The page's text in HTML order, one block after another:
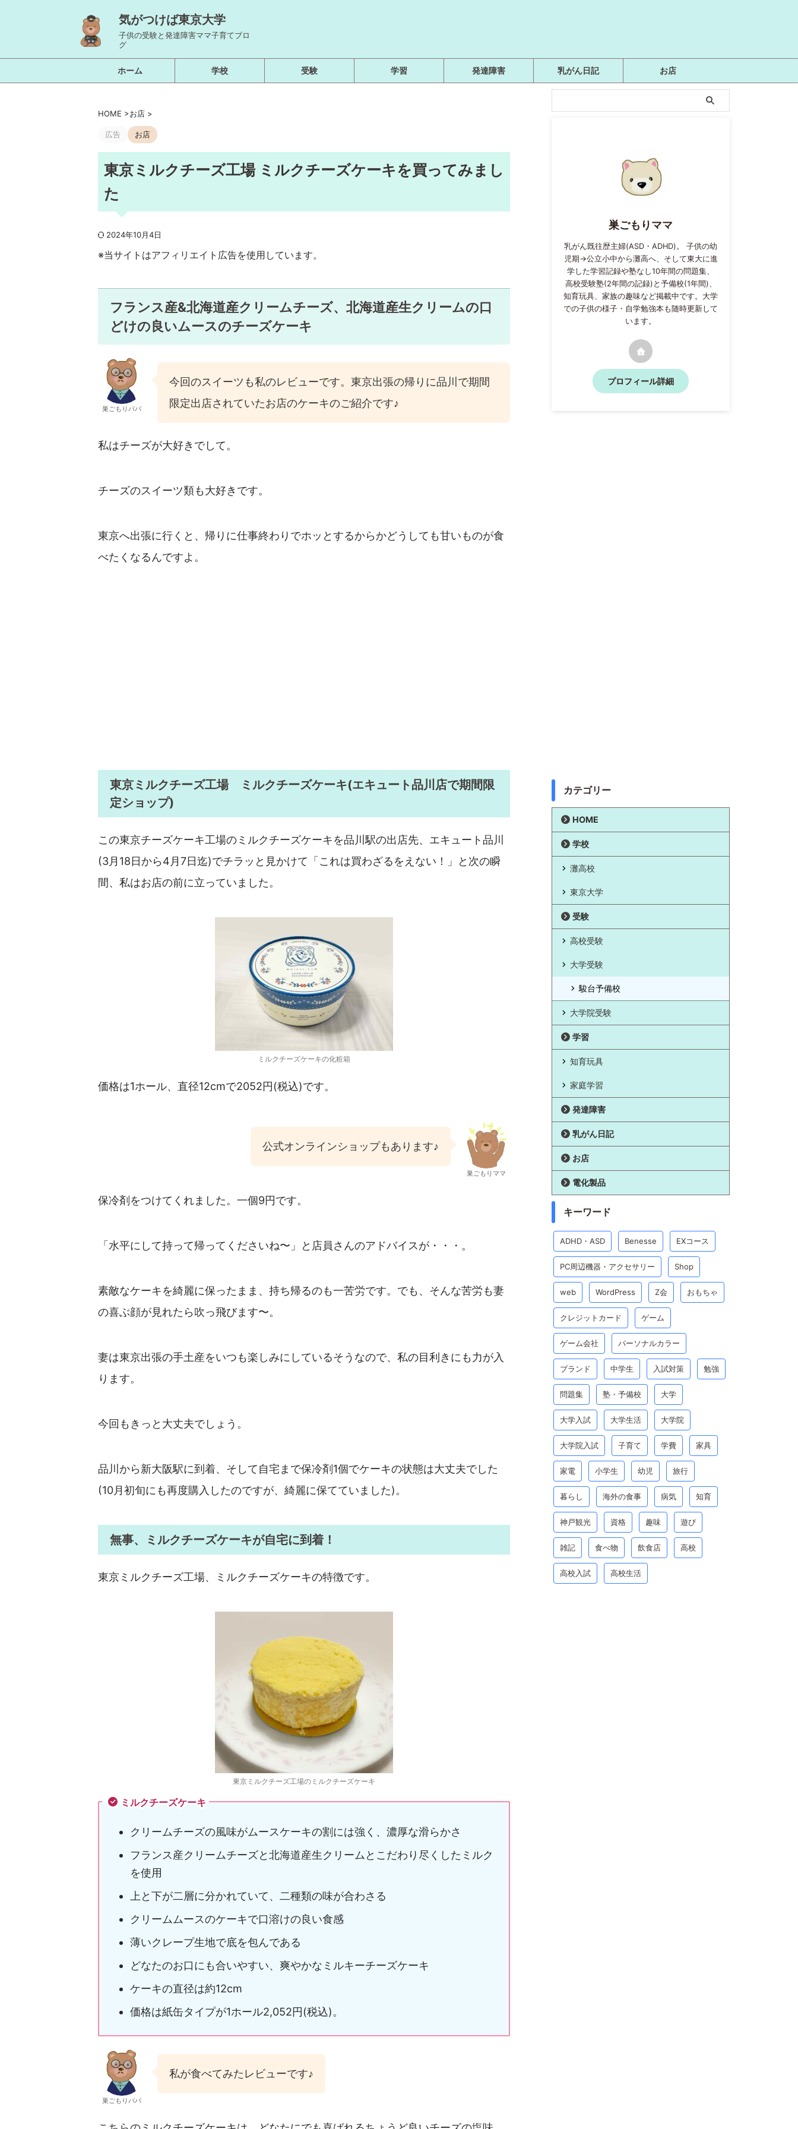
気がつけば東京大学
子供の受験と発達障害ママ子育てブロ
グ
ホーム 学校 受験 学習 発達障害 乳がん日記 お店
HOME >お店 >
広告 お店
東京ミルクチーズ工場 ミルクチーズケーキを買ってみまし
た
2024年10月4日
※当サイトはアフィリエイト広告を使用しています。
フランス産&北海道産クリームチーズ、北海道産生クリームの口
どけの良いムースのチーズケーキ
巣ごもりパパ
今回のスイーツも私のレビューです。東京出張の帰りに品川で期間
限定出店されていたお店のケーキのご紹介です♪
私はチーズが大好きでして。
チーズのスイーツ類も大好きです。
東京へ出張に行くと、帰りに仕事終わりでホッとするからかどうしても甘いものが食
べたくなるんですよ。
東京ミルクチーズ工場 ミルクチーズケーキ(エキュート品川店で期間限
定ショップ)
この東京チーズケーキ工場のミルクチーズケーキを品川駅の出店先、エキュート品川
(3月18日から4月7日迄)でチラッと見かけて「これは買わざるをえない！」と次の瞬
間、私はお店の前に立っていました。
ミルクチーズケーキの化粧箱
価格は1ホール、直径12cmで2052円(税込)です。
公式オンラインショップもあります♪
巣ごもりママ
保冷剤をつけてくれました。一個9円です。
「水平にして持って帰ってくださいね〜」と店員さんのアドバイスが・・・。
素敵なケーキを綺麗に保ったまま、持ち帰るのも一苦労です。でも、そんな苦労も妻
の喜ぶ顔が見れたら吹っ飛びます〜。
妻は東京出張の手土産をいつも楽しみにしているそうなので、私の目利きにも力が入
ります。
今回もきっと大丈夫でしょう。
品川から新大阪駅に到着、そして自宅まで保冷剤1個でケーキの状態は大丈夫でした
(10月初旬にも再度購入したのですが、綺麗に保てていました)。
無事、ミルクチーズケーキが自宅に到着！
東京ミルクチーズ工場、ミルクチーズケーキの特徴です。
東京ミルクチーズ工場のミルクチーズケーキ
ミルクチーズケーキ
クリームチーズの風味がムースケーキの割には強く、濃厚な滑らかさ
フランス産クリームチーズと北海道産生クリームとこだわり尽くしたミルク
を使用
上と下が二層に分かれていて、二種類の味が合わさる
クリームムースのケーキで口溶けの良い食感
薄いクレープ生地で底を包んである
どなたのお口にも合いやすい、爽やかなミルキーチーズケーキ
ケーキの直径は約12cm
価格は紙缶タイプが1ホール2,052円(税込)。
巣ごもりパパ
私が食べてみたレビューです♪
巣ごもりママ
乳がん既往歴主婦(ASD・ADHD)。 子供の幼
児期→公立小中から灘高へ、そして東大に進
学した学習記録や塾なし10年間の問題集、
高校受験塾(2年間の記録)と予備校(1年間)、
知育玩具、家族の趣味など掲載中です。大学
での子供の様子・自学勉強本も随時更新して
います。
プロフィール詳細
カテゴリー
HOME
学校
灘高校
東京大学
受験
高校受験
大学受験
駿台予備校
大学院受験
学習
知育玩具
家庭学習
発達障害
乳がん日記
お店
電化製品
キーワード
ADHD・ASD Benesse EXコース
PC周辺機器・アクセサリー Shop
web WordPress Z会 おもちゃ
クレジットカード ゲーム
ゲーム会社 パーソナルカラー
ブランド 中学生 入試対策 勉強
問題集 塾・予備校 大学
大学入試 大学生活 大学院
大学院入試 子育て 学費 家具
家電 小学生 幼児 旅行
暮らし 海外の食事 病気 知育
神戸観光 資格 趣味 遊び
雑記 食べ物 飲食店 高校
高校入試 高校生活